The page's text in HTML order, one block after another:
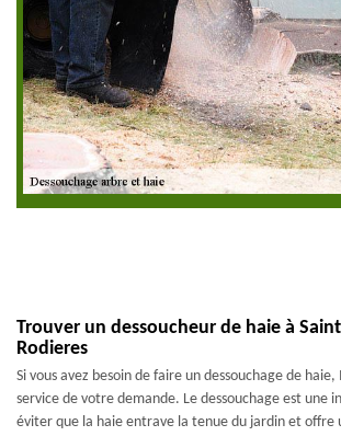
Trouver un dessoucheur de haie à
Rodieres
Si vous avez besoin de faire un dessouchage de haie,
service de votre demande. Le dessouchage est une
éviter que la haie entrave la tenue du jardin et offre